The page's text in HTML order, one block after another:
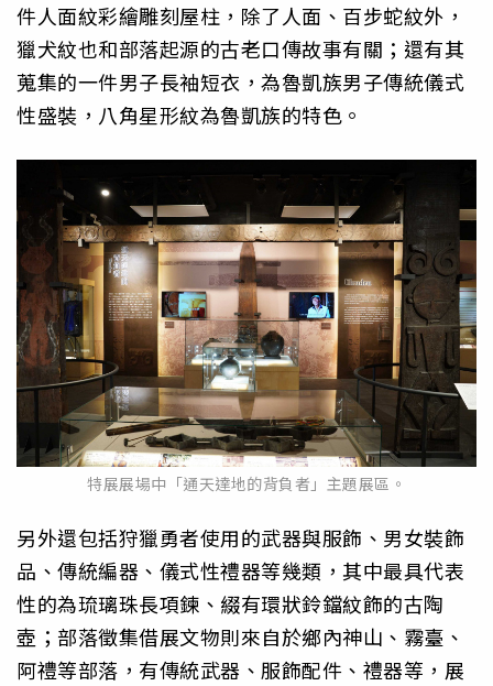
件人面紋彩繪雕刻屋柱，除了人面、 百步蛇紋外，
獵犬紋也和部落起源的古老口傳故事有關； 還有其
蒐集的一件男子長袖短衣，為魯凱族男子傳統儀式
性盛裝， 八角星形紋為魯凱族的特色。
特展展場中「通天達地的背負者」主題展區。
另外還包括狩獵勇者使用的武器與服飾、男女裝飾
品、傳統編器、 儀式性禮器等幾類，其中最具代表
性的為琉璃珠長項鍊、 綴有環狀鈴鐺紋飾的古陶
壺；部落徵集借展文物則來自於鄉內神山、 霧臺、
阿禮等部落，有傳統武器、服飾配件、禮器等， 展